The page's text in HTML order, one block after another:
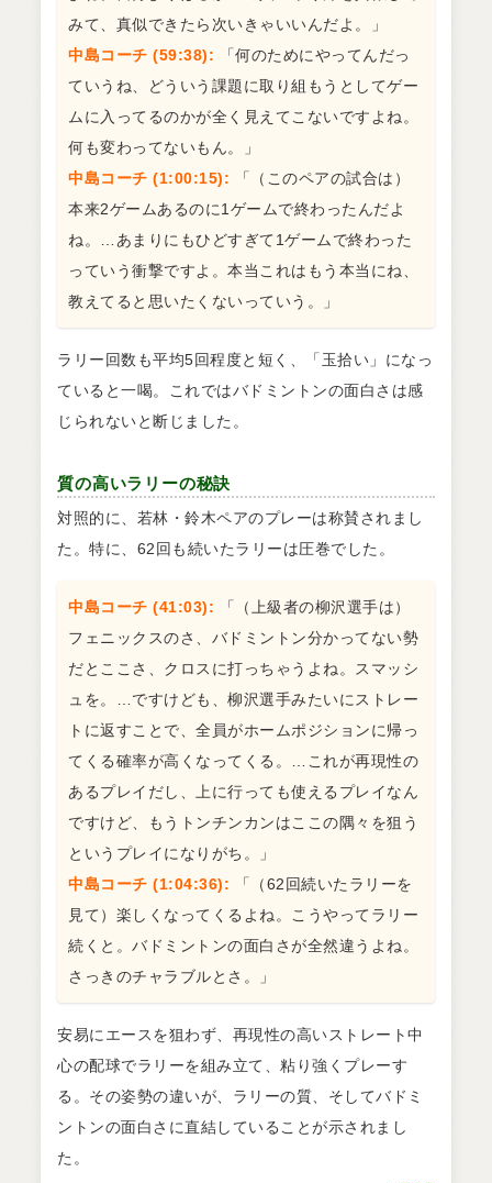
みて、真似できたら次いきゃいいんだよ。」
中島コーチ (59:38): 「何のためにやってんだっ
ていうね、どういう課題に取り組もうとしてゲー
ムに入ってるのかが全く見えてこないですよね。
何も変わってないもん。」
中島コーチ (1:00:15): 「（このペアの試合は）
本来2ゲームあるのに1ゲームで終わったんだよ
ね。…あまりにもひどすぎて1ゲームで終わった
っていう衝撃ですよ。本当これはもう本当にね、
教えてると思いたくないっていう。」
ラリー回数も平均5回程度と短く、「玉拾い」になっ
ていると一喝。これではバドミントンの面白さは感
じられないと断じました。
質の高いラリーの秘訣
対照的に、若林・鈴木ペアのプレーは称賛されまし
た。特に、62回も続いたラリーは圧巻でした。
中島コーチ (41:03): 「（上級者の柳沢選手は）
フェニックスのさ、バドミントン分かってない勢
だとここさ、クロスに打っちゃうよね。スマッシ
ュを。…ですけども、柳沢選手みたいにストレー
トに返すことで、全員がホームポジションに帰っ
てくる確率が高くなってくる。…これが再現性の
あるプレイだし、上に行っても使えるプレイなん
ですけど、もうトンチンカンはここの隅々を狙う
というプレイになりがち。」
中島コーチ (1:04:36): 「（62回続いたラリーを
見て）楽しくなってくるよね。こうやってラリー
続くと。バドミントンの面白さが全然違うよね。
さっきのチャラブルとさ。」
安易にエースを狙わず、再現性の高いストレート中
心の配球でラリーを組み立て、粘り強くプレーす
る。その姿勢の違いが、ラリーの質、そしてバドミ
ントンの面白さに直結していることが示されまし
た。